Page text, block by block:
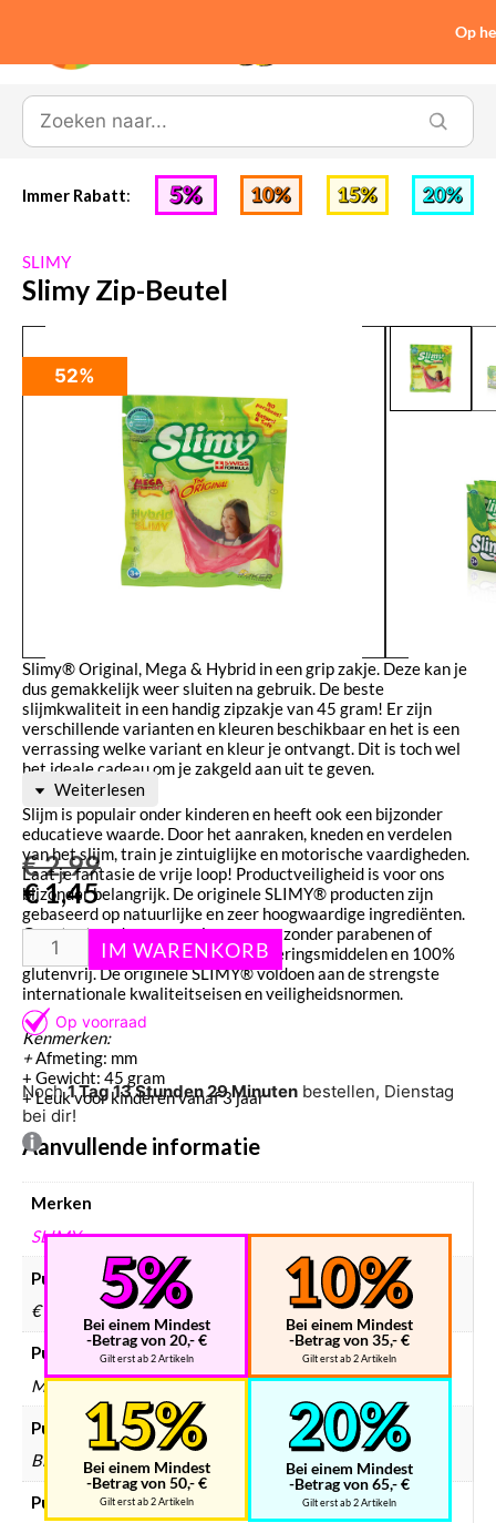
0
Immer Rabatt:
Slimy® Original, Mega & Hybrid in een grip zakje. Deze kan je
dus gemakkelijk weer sluiten na gebruik. De beste
slijmkwaliteit in een handig zipzakje van 45 gram! Er zijn
verschillende varianten en kleuren beschikbaar en het is een
verrassing welke variant en kleur je ontvangt. Dit is toch wel
het ideale cadeau om je zakgeld aan uit te geven.
Slijm is populair onder kinderen en heeft ook een bijzonder
educatieve waarde. Door het aanraken, kneden en verdelen
van het slijm, train je zintuiglijke en motorische vaardigheden.
Laat je fantasie de vrije loop! Productveiligheid is voor ons
bijzonder belangrijk. De originele SLIMY® producten zijn
gebaseerd op natuurlijke en zeer hoogwaardige ingrediënten.
Gepatenteerd conserveringsproces zonder parabenen of
andere agressieve stoffen, conserveringsmiddelen en 100%
glutenvrij. De originele SLIMY® voldoen aan de strengste
internationale kwaliteitseisen en veiligheidsnormen.
Kenmerken:
+Afmeting: mm
+ Gewicht: 45 gram
+ Leuk voor kinderen vanaf 3 jaar
Aanvullende informatie
Merken
SLIMY
Putty prijsklasse
€ 0 – € 5
Putty formaat
Medium
Putty kleur
Blauw, Geel, Groen, Roze
Putty effect
Weiterlesen
€2,99
€1,45
Noch1 Tag 13 Stunden 29 Minuten bestellen, Dienstag
bei dir!
SLIMY
Slimy Zip-Beutel
52%
Bei einem Mindest
-Betrag von 20,- €
Gilt erst ab 2 Artikeln
Bei einem Mindest
-Betrag von 35,- €
Gilt erst ab 2 Artikeln
Bei einem Mindest
-Betrag von 50,- €
Gilt erst ab 2 Artikeln
Bei einem Mindest
-Betrag von 65,- €
Gilt erst ab 2 Artikeln
Op